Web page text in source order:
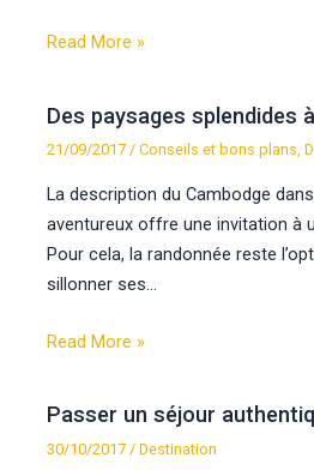
Read More »
Des paysages splendides
21/09/2017 /Conseils et bons plans ,
La description du Cambodge
aventureux offre une invitation à
Pour cela, la randonnée reste
sillonner ses…
Read More »
Passer un séjour
30/10/2017 /Destination